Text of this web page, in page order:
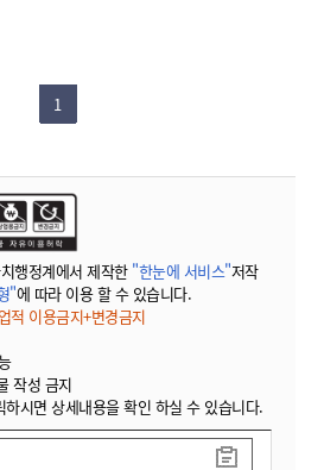
1
행정계에서 제작한 "한눈에 서비스"저작
"에 따라 이용 할 수 있습니다.
적 이용금지+변경금지
작성 금지
시면 상세내용을 확인 하실 수 있습니다.